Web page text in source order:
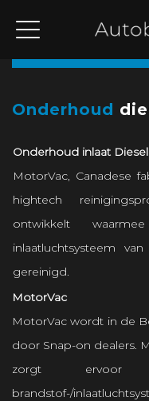
Onderhoud
Onderhoud inlaat
MotorVac, Canadese
hightech
ontwikkelt
inlaatluchtsysteem
gereinigd.
MotorVac
MotorVac wordt in de
door Snap-on dealers.
zorgt
brandstof-/